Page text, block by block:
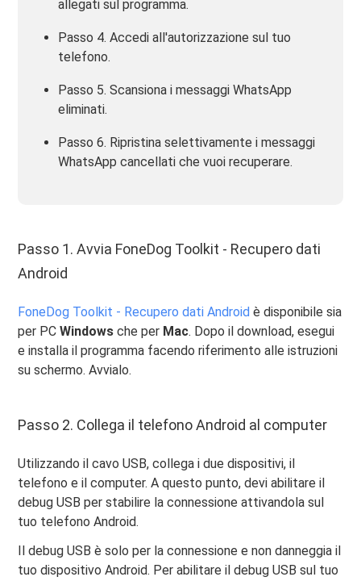
allegati sul programma.
Passo 4. Accedi all'autorizzazione sul tuo
telefono.
Passo 5. Scansiona i messaggi WhatsApp
eliminati.
Passo 6. Ripristina selettivamente i messaggi
WhatsApp cancellati che vuoi recuperare.
Passo 1. Avvia FoneDog Toolkit - Recupero dati
Android
FoneDog Toolkit - Recupero dati Android è disponibile sia
per PCWindows che per Mac. Dopo il download, esegui
e installa il programma facendo riferimento alle istruzioni
su schermo. Avvialo.
Passo 2. Collega il telefono Android al computer
Utilizzando il cavo USB, collega i due dispositivi, il
telefono e il computer. A questo punto, devi abilitare il
debug USB per stabilire la connessione attivandola sul
tuo telefono Android.
Il debug USB è solo per la connessione e non danneggia il
tuo dispositivo Android. Per abilitare il debug USB sul tuo